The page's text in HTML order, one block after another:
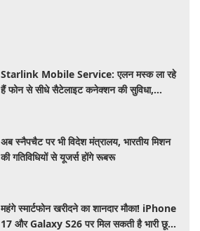
Starlink Mobile Service: एलन मस्क ला रहे
हैं फोन से सीधे सैटेलाइट कनेक्शन की सुविधा,
अब स्नैपचैट पर भी विदेश मंत्रालय, भारतीय मिशन
की गतिविधियों से यूजर्स होंगे रूबरू
महंगे स्मार्टफोन खरीदने का शानदार मौका! iPhone
17 और Galaxy S26 पर मिल सकती है भारी छूट,